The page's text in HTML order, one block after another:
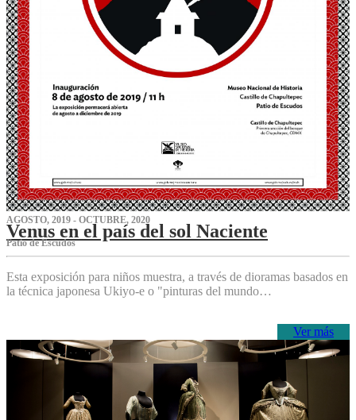
AGOSTO, 2019 - OCTUBRE, 2020
Venus en el país del sol Naciente
P‌atio de Escudos
Esta exposición para niños muestra, a través de dioramas basados en
la técnica japonesa Ukiyo-e o "pinturas del mundo…
Ver más